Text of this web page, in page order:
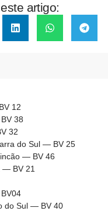
artigo:
12
38
32
do Sul — BV 25
— BV 46
— BV 21
do Sul — BV 40